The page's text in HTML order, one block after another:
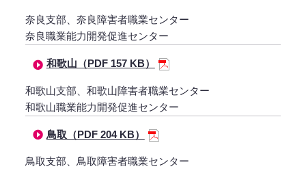
奈良支部、奈良障害者職業センター
奈良職業能力開発促進センター
和歌山（PDF 157 KB）
和歌山支部、和歌山障害者職業センター
和歌山職業能力開発促進センター
鳥取（PDF 204 KB）
鳥取支部、鳥取障害者職業センター